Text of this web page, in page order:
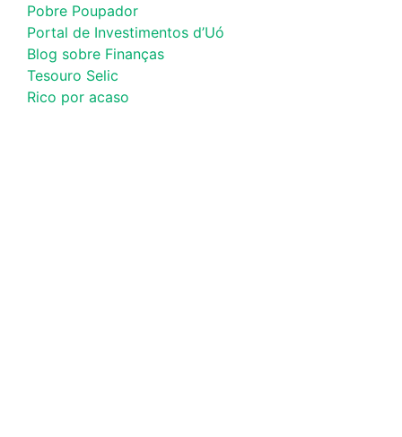
Pobre Poupador
Portal de Investimentos d’Uó
Blog sobre Finanças
Tesouro Selic
Rico por acaso